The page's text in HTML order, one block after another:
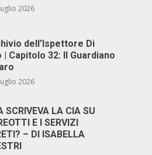
2026
dell’Ispettore Di
| Capitolo 32: Il Guardiano
2026
SCRIVEVA LA CIA SU
E I SERVIZI
– DI ISABELLA